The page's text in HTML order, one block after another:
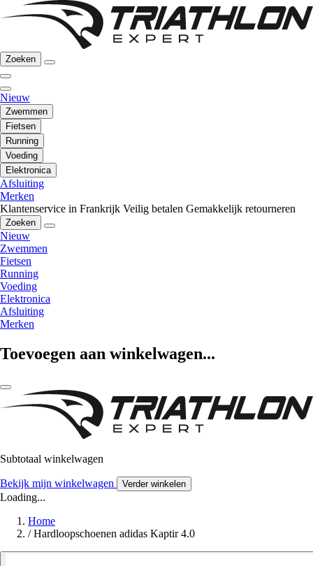
Zoeken
Nieuw
Zwemmen
Fietsen
Running
Voeding
Elektronica
Afsluiting
Merken
Klantenservice in Frankrijk Veilig betalen Gemakkelijk retourneren
Zoeken
Nieuw
Zwemmen
Fietsen
Running
Voeding
Elektronica
Afsluiting
Merken
Toevoegen aan winkelwagen...
Subtotaal winkelwagen
Bekijk mijn winkelwagen Verder winkelen
Loading...
Home
/ Hardloopschoenen adidas Kaptir 4.0